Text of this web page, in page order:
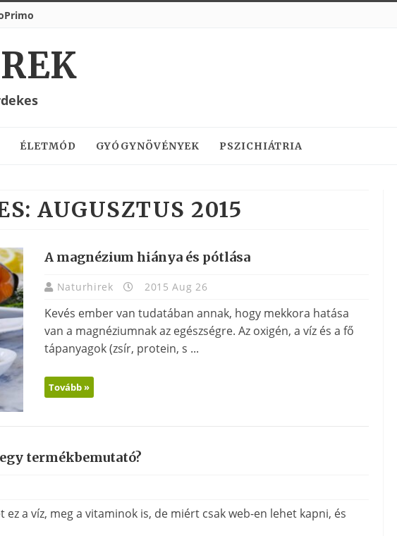
ÉLETMÓD GYÓGYNÖVÉNYEK PSZICHIÁTRIA
AUGUSZTUS 2015
A magnézium hiánya és pótlása
Naturhirek 2015 Aug 26
Kevés ember van tudatában annak, hogy mekkora hatása
van a magnéziumnak az egészségre. Az oxigén, a víz és a fő
tápanyagok (zsír, protein, s ...
Tovább »
termékbemutató?
a víz, meg a vitaminok is, de miért csak web-en lehet kapni, és